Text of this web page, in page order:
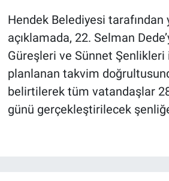
Hendek Belediyesi tarafından
açıklamada, 22. Selman
Güreşleri ve Sünnet Şenlikleri
planlanan takvim
belirtilerek tüm vatandaşlar
günü gerçekleştirilecek